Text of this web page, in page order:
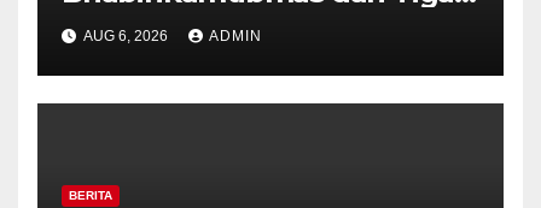
Pilar Kelurahan Ungaran
Perkuat Kamtibmas, Warga
Diajak Aktifkan Ronda
AUG 6, 2026 ADMIN
BERITA